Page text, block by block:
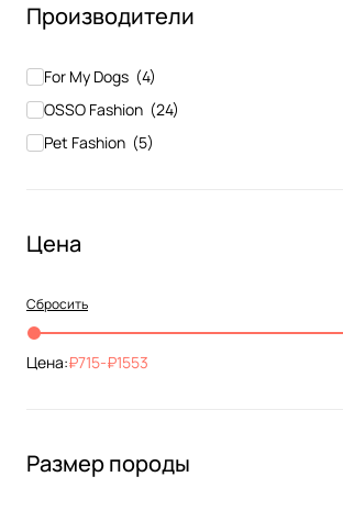
Производители
For My Dogs (4)
OSSO Fashion (24)
Pet Fashion (5)
Цена
Сбросить
Цена: 715- 1553
Размер породы